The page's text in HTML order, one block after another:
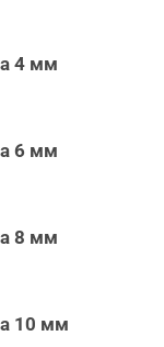
4 мм
6 мм
8 мм
10 мм